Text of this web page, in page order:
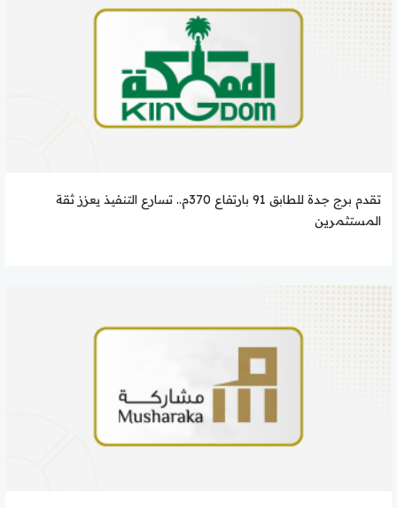
تقدم برج جدة للطابق 91 بارتفاع 370م.. تسارع التنفيذ يعزز ثقة
المستثمرين